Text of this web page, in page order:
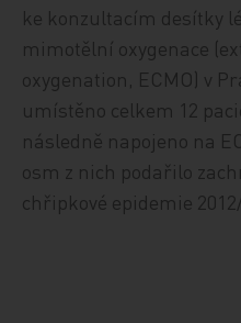
ke konzultacím desítky
mimotělní oxygenace
oxygenation, ECMO) v
umístěno celkem 12
následně napojeno na
osm z nich podařilo
chřipkové epidemie 2012/